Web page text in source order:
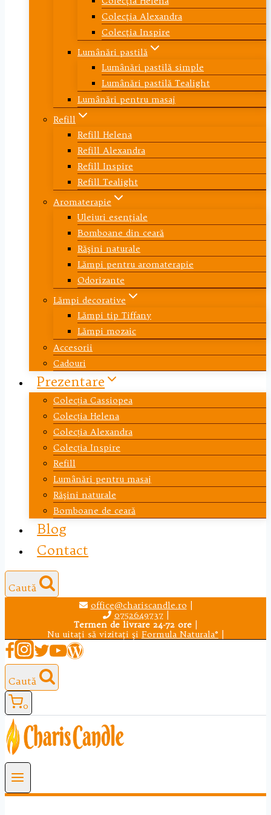
Colecţia Alexandra
Colecţia Inspire
Lumânări pastilă
Lumânări pastilă simple
Lumânări pastilă Tealight
Lumânări pentru masaj
Refill
Refill Helena
Refill Alexandra
Refill Inspire
Refill Tealight
Aromaterapie
Uleiuri esenţiale
Bomboane din ceară
Răşini naturale
Lămpi pentru aromaterapie
Odorizante
Lămpi decorative
Lămpi tip Tiffany
Lămpi mozaic
Accesorii
Cadouri
Prezentare
Colecția Cassiopea
Colecția Helena
Colecția Alexandra
Colecția Inspire
Refill
Lumânări pentru masaj
Răşini naturale
Bomboane de ceară
Blog
Contact
Caută
office@chariscandle.ro
0752649737|
Termen de livrare 24-72 ore
Nu uitaţi să vizitaţi şi Formula Naturala®
Caută
0